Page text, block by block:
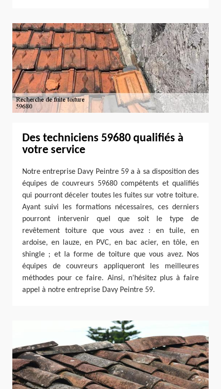
Des techniciens 59680 qualifiés à
votre service
Notre entreprise Davy Peintre 59 a à sa disposition des
équipes de couvreurs 59680 compétents et qualifiés
qui pourront déceler toutes les fuites sur votre toiture.
Ayant suivi les formations nécessaires, ces derniers
pourront intervenir quel que soit le type de
revêtement toiture que vous avez : en tuile, en
ardoise, en lauze, en PVC, en bac acier, en tôle, en
shingle ; et la forme de toiture que vous avez. Nos
équipes de couvreurs appliqueront les meilleures
méthodes pour ce faire. Ainsi, n’hésitez plus à faire
appel à notre entreprise Davy Peintre 59.